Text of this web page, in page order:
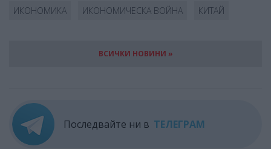
ИКОНОМИКА ИКОНОМИЧЕСКА ВОЙНА КИТАЙ
ВСИЧКИ НОВИНИ »
Последвайте ни в ТЕЛЕГРАМ